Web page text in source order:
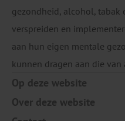
gezondheid, alcohol, tabak
verspreiden en
aan hun eigen mentale
kunnen dragen aan die van
Op deze website
Over deze website